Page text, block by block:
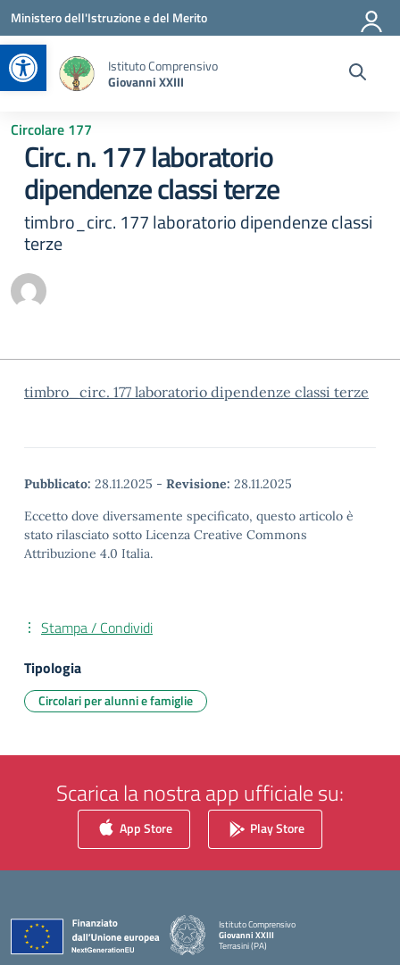
Apri la barra degli strumenti
Vai ai contenuti
Vai al menu di navigazione
Vai al footer
Ministero dell'Istruzione e del Merito
Istituto Comprensivo
Giovanni XXIII
Circolare 177
Circ. n. 177 laboratorio
dipendenze classi terze
timbro_circ. 177 laboratorio dipendenze classi
terze
timbro_circ. 177 laboratorio dipendenze classi terze
Pubblicato: 28.11.2025 - Revisione: 28.11.2025
Eccetto dove diversamente specificato, questo articolo è
stato rilasciato sotto Licenza Creative Commons
Attribuzione 4.0 Italia.
Stampa / Condividi
Tipologia
Circolari per alunni e famiglie
Scarica la nostra app ufficiale su:
App Store Play Store
Istituto Comprensivo
Giovanni XXIII
Terrasini (PA)